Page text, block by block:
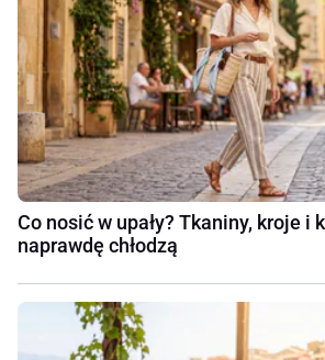
Co nosić w upały? Tkaniny, kroje i
naprawdę chłodzą